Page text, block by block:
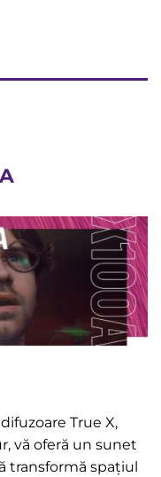
True X,
vă oferă un sunet
transformă spațiul